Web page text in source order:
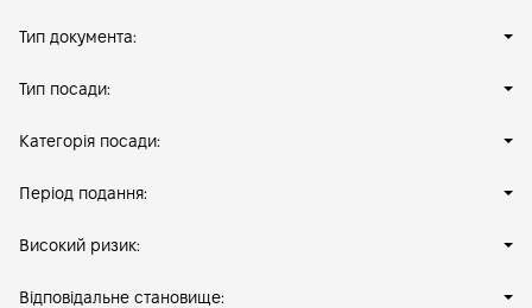
Тип документа:
Тип посади:
Категорія посади:
Період подання:
Високий ризик:
Відповідальне становище: